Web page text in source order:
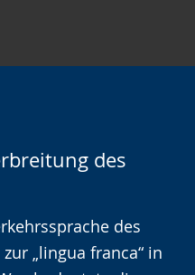
des
des
„lingua franca“ in